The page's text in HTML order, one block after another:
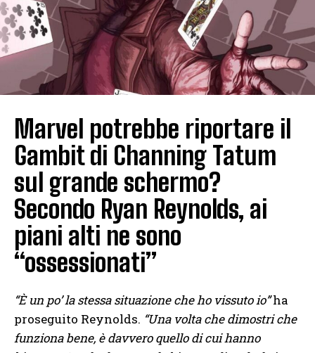
Marvel potrebbe riportare il
Gambit di Channing Tatum
sul grande schermo?
Secondo Ryan Reynolds, ai
piani alti ne sono
“ossessionati”
“È un po’ la stessa situazione che ho vissuto io”ha
proseguito Reynolds. “Una volta che dimostri che
funziona bene, è davvero quello di cui hanno